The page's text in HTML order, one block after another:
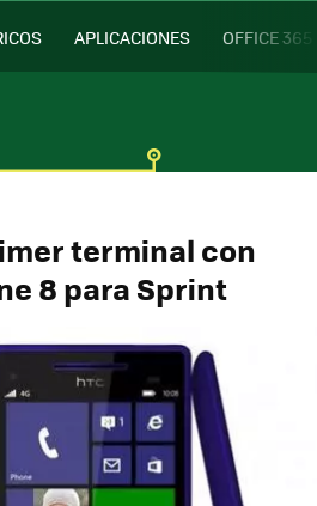
APLICACIONES OFFICE 365
terminal con
8 para Sprint